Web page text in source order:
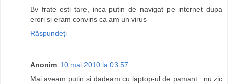
Bv frate esti tare, inca putin de navigat pe internet dupa
erori si eram convins ca am un virus
Răspundeți
Anonim 10 mai 2010 la 03:57
Mai aveam putin si dadeam cu laptop-ul de pamant...nu zic